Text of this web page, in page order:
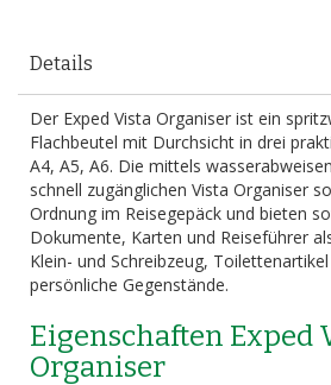
Details
Der Exped Vista Organiser ist ein
Flachbeutel mit Durchsicht in drei
A4, A5, A6. Die mittels
schnell zugänglichen Vista Organiser
Ordnung im Reisegepäck und bieten
Dokumente, Karten und Reiseführer
Klein- und Schreibzeug,
persönliche Gegenstände.
Eigenschaften Exped
Organiser